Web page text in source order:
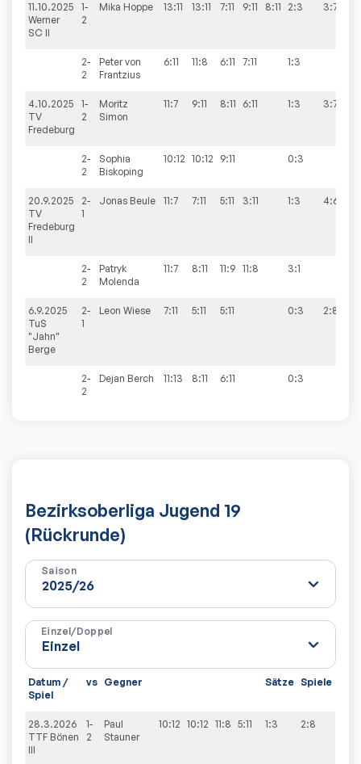
11.10.2025
Werner
SC II
1-
2
Mika Hoppe 13:11 13:11 7:11 9:11 8:11 2:3 3:7
2-
2
Peter von
Frantzius
6:11 11:8 6:11 7:11 1:3
4.10.2025
TV
Fredeburg
1-
2
Moritz
Simon
11:7 9:11 8:11 6:11 1:3 3:7
2-
2
Sophia
Biskoping
10:12 10:12 9:11 0:3
20.9.2025
TV
Fredeburg
II
2-
1
Jonas Beule 11:7 7:11 5:11 3:11 1:3 4:6
2-
2
Patryk
Molenda
11:7 8:11 11:9 11:8 3:1
6.9.2025
TuS
"Jahn"
Berge
2-
1
Leon Wiese 7:11 5:11 5:11 0:3 2:8
2-
2
Dejan Berch 11:13 8:11 6:11 0:3
Bezirksoberliga Jugend 19
(Rückrunde)
Saison
Einzel/Doppel
Datum /
Spiel
vs Gegner Sätze Spiele
28.3.2026
TTF Bönen
III
1-
2
Paul
Stauner
10:12 10:12 11:8 5:11 1:3 2:8